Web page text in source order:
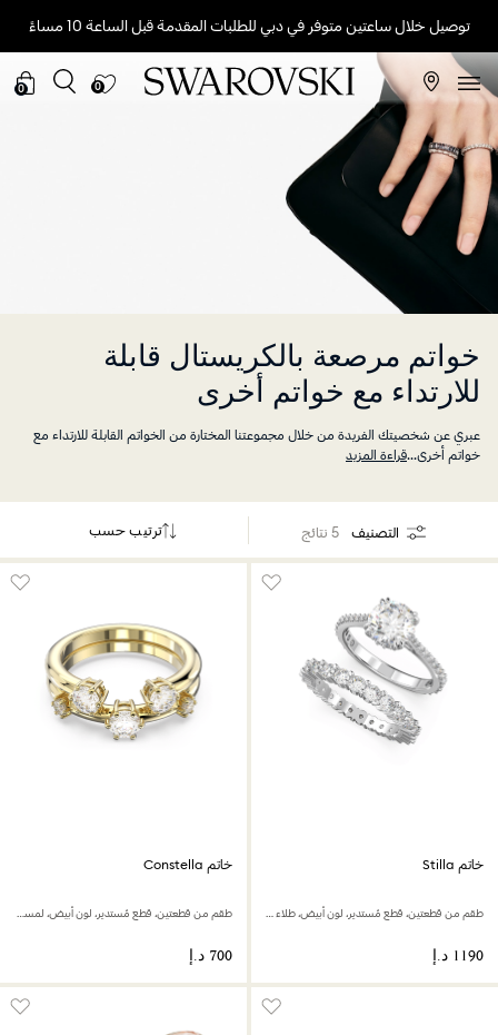
توصيل خلال ساعتين متوفر في دبي للطلبات المقدمة قبل الساعة 10 مساءً
0
0
خواتم مرصعة بالكريستال قابلة
للارتداء مع خواتم أخرى
عبري عن شخصيتك الفريدة من خلال مجموعتنا المختارة من الخواتم القابلة للارتداء مع
خواتم أخرى...قراءة المزيد
التصنيف 5 نتائج ترتيب حسب
خاتم Stilla
طقم من قطعتين، قطع مُستدير، لون أبيض، طلاء روديوم
خاتم Constella
طقم من قطعتين، قطع مُستدير، لون أبيض، لمسة نهائية من الذهب عيار 18 قيراط